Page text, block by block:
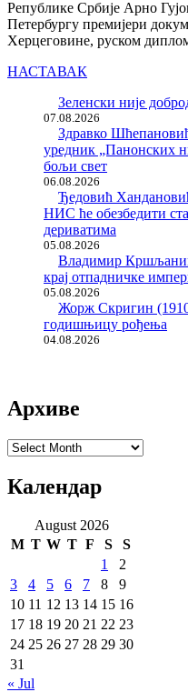
Републике Србије Арно
Петербургу премијери
Херцеговине, руском
НАСТАВАК
Зеленски није
07.08.2026
Здравко
уредник „Панонских
бољи свет
06.08.2026
Ђедовић
НИС ће обезбедити
дериватима
05.08.2026
Владимир
крај отпадничке
05.08.2026
Жорж Скригин
годишњицу рођења
04.08.2026
Архиве
Архиве
Календар
August 2026
M T W T F S
S
1
2
3
4 5 6 7 8
9
10 11 12 13 14 15 16
17 18 19 20 21 22 23
24 25 26 27 28 29 30
31
« Jul